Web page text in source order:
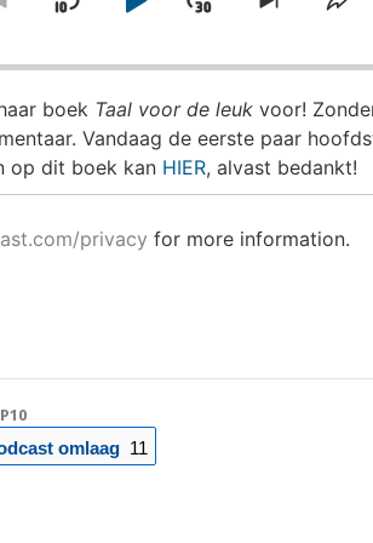
SkipPlayJumpSkip
next
boek Taal voor de leuk voor!
Vandaag de eerste paar
op dit boek kan HIER, alvast bedankt!
privacy for more information.
omlaag 11